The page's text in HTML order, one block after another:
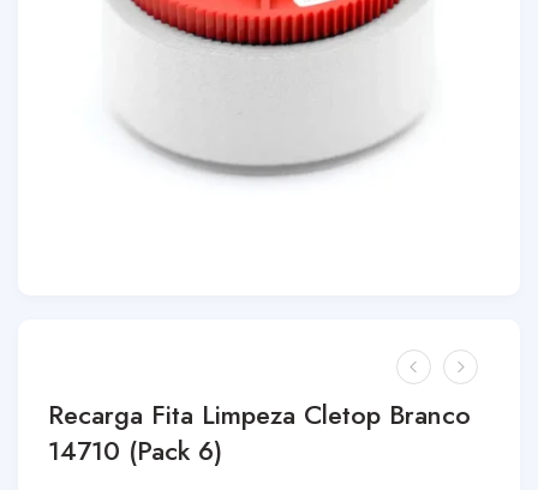
Recarga Fita Limpeza Cletop Branco
14710 (Pack 6)